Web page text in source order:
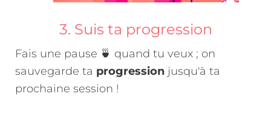
3. Suis ta progression
Fais une pause 🍵 quand tu veux ; on
sauvegarde ta progression jusqu'à ta
prochaine session !